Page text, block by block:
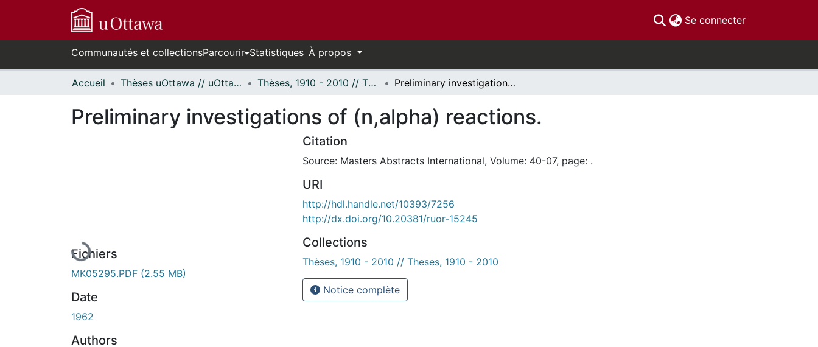
Se connecter(current)
Communautés et collectionsParcourir Statistiques À propos
Accueil Thèses uOttawa // uOttawa Theses Thèses, 1910 - 2010 // Theses, 1910 - 2010 Preliminary investigations of (n,alpha) reactions.
Preliminary investigations of (n,alpha) reactions.
En cours de chargement...
Fichiers
MK05295.PDF (2.55 MB)
Date
1962
Authors
Citation
Source: Masters Abstracts International, Volume: 40-07, page: .
URI
http://hdl.handle.net/10393/7256
http://dx.doi.org/10.20381/ruor-15245
Collections
Thèses, 1910 - 2010 // Theses, 1910 - 2010
Notice complète